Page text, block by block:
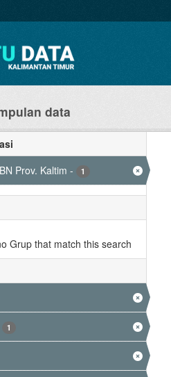
data
Prov. Kaltim - 1
Grup that match this search
1